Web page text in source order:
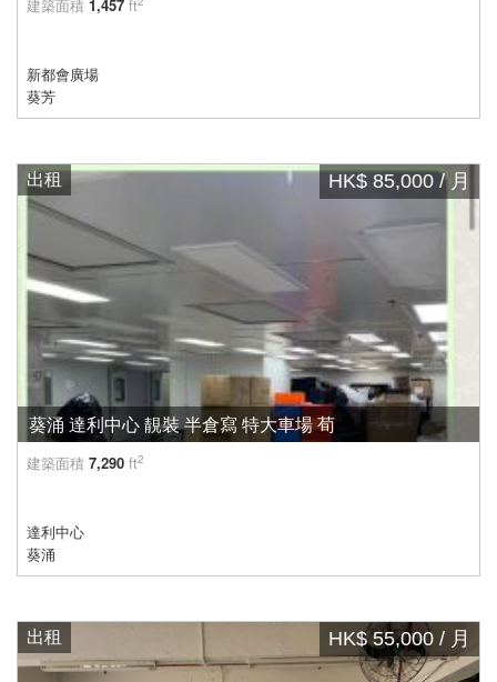
建築面積 1,457 ft
新都會廣場
葵芳
出租 HK$ 85,000 / 月
葵涌 達利中心 靚裝 半倉寫 特大車場 荀
建築面積 7,290 ft2
達利中心
葵涌
出租 HK$ 55,000 / 月